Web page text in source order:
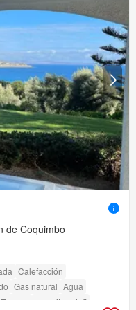
de Coquimbo
Calefacción
Gas natural Agua
Terraza
amenity_wi_fi